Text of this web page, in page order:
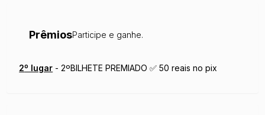
PrêmiosParticipe e ganhe.
2º lugar -2ºBILHETE PREMIADO ✅ 50 reais no pix